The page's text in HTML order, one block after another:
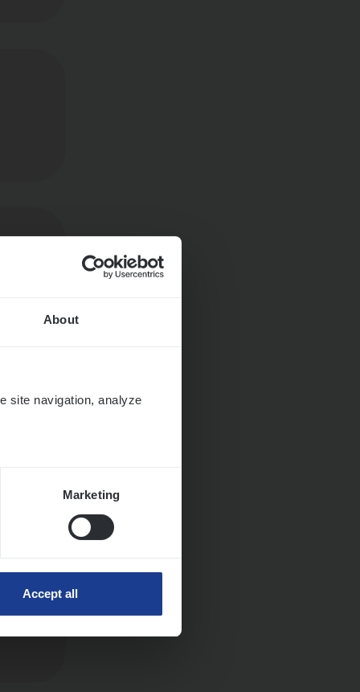
About
site navigation, analyze
Marketing
Accept all